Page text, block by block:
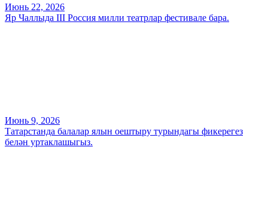
Июнь 22, 2026
Яр Чаллыда III Россия милли театрлар фестивале бара.
Июнь 9, 2026
Татарстанда балалар ялын оештыру турындагы фикерегез
белән уртаклашыгыз.